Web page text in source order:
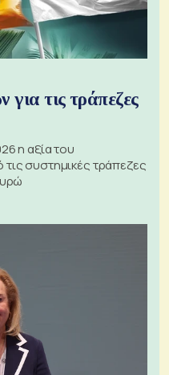
τις τράπεζες
η αξία του
συστημικές τράπεζες